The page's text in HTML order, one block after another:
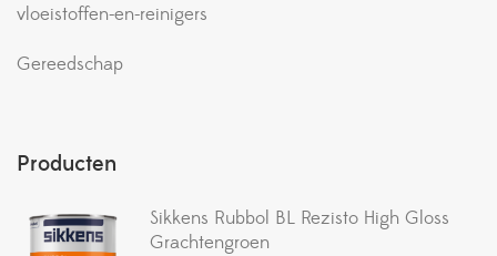
vloeistoffen-en-reinigers
Gereedschap
Producten
Sikkens Rubbol BL Rezisto High Gloss
Grachtengroen